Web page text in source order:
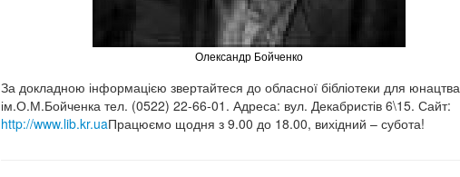
Олександр Бойченко
За докладною інформацією звертайтеся до обласної бібліотеки для юнацтва
ім.О.М.Бойченка тел. (0522) 22-66-01. Адреса: вул. Декабристів 6\15. Сайт:
http://www.lib.kr.uaПрацюємо щодня з 9.00 до 18.00, вихідний – субота!